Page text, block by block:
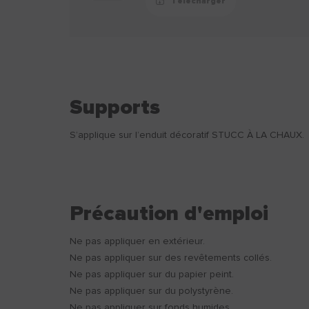
Supports
S’applique sur l’enduit décoratif STUCC À LA CHAUX.
Précaution d'emploi
Ne pas appliquer en extérieur.
Ne pas appliquer sur des revêtements collés.
Ne pas appliquer sur du papier peint.
Ne pas appliquer sur du polystyrène.